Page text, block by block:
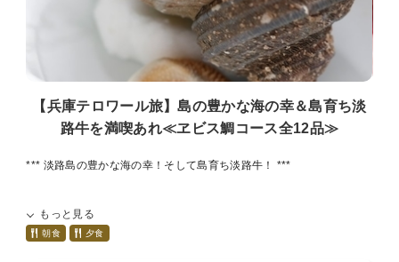
【兵庫テロワール旅】島の豊かな海の幸＆島育ち淡
路牛を満喫あれ≪ヱビス鯛コース全12品≫
*** 淡路島の豊かな海の幸！そして島育ち淡路牛！ ***
！！！≪ヱビス鯛コース全12品≫満を持して登場！！！
もっと見る
朝食 夕食